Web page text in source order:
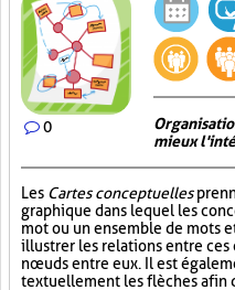
0
mieux
Les Cartes conceptuelles
graphique dans lequel les
mot ou un ensemble de mots
illustrer les relations entre ces
nœuds entre eux. Il est
textuellement les flèches afin